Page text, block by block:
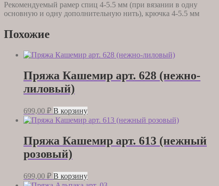
Рекомендуемый рамер спиц 4-5.5 мм (при вязании в одну
основную и одну дополнительную нить), крючка 4-5.5 мм
Похожие
Пряжа Кашемир арт. 628 (нежно-
лиловый)
699,00 ₽ В корзину
Пряжа Кашемир арт. 613 (нежный
розовый)
699,00 ₽ В корзину